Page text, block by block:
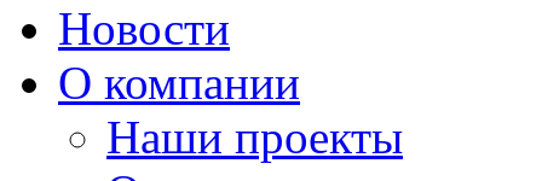
Новости
О компании
Наши проекты